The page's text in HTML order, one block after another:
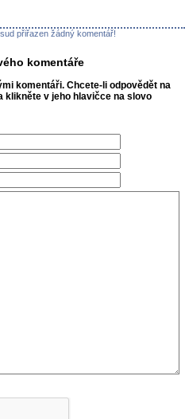
přiřazen žádný komentář!
komentáře
komentáři. Chcete-li odpovědět na
klikněte v jeho hlavičce na slovo